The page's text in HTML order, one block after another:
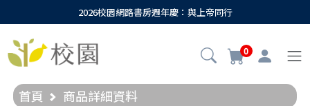
2026校園網路書房週年慶：與上帝同行
0
首頁 商品詳細資料